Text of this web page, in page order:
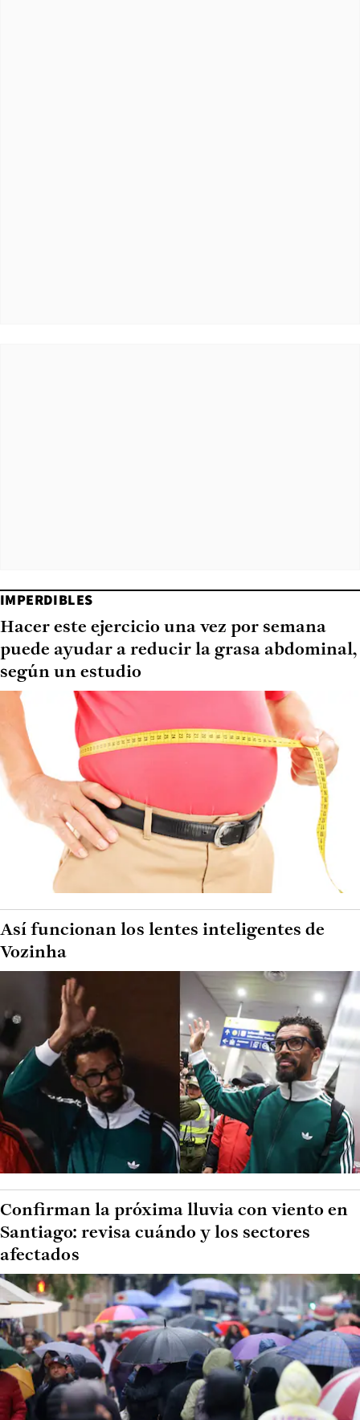
IMPERDIBLES
Hacer este ejercicio una vez por semana
puede ayudar a reducir la grasa abdominal,
según un estudio
Así funcionan los lentes inteligentes de
Vozinha
Confirman la próxima lluvia con viento en
Santiago: revisa cuándo y los sectores
afectados